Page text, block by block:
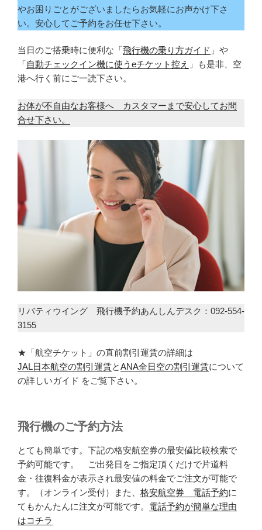
やお困りごとがございましたらお気軽にお声かけ下さ
い。安心してご予約をお任せ下さい。
当日のご搭乗時に便利な「飛行機の乗り方ガイド 」や
「自動チェックイン機に使うeチケット控え 」も是非、空
港へ行く前にご一読下さい。
お体が不自由なお客様へ カスタマーまで安心してお問
合せ下さい。
リバティウイング 飛行機予約あんしんデスク：092-554-
3155
★「航空チケット」の直前割引運賃の詳細は
JAL日本航空の割引運賃とANA全日空の割引運賃について
の詳しいガイド をご覧下さい。
飛行機のご予約方法
とても簡単です。下記の格安航空券の最安値比較検索で
予約可能です。 ご出発日をご指定頂くだけで片道料
金・往復料金が表示され最安値の料金でご注文が可能で
す。（オンライン受付）また、 格安航空券 電話予約に
てもかんたんに注文が可能です。 電話予約が簡単な理由
はコチラ